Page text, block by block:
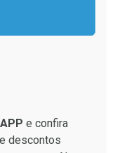
APP e confira
descontos